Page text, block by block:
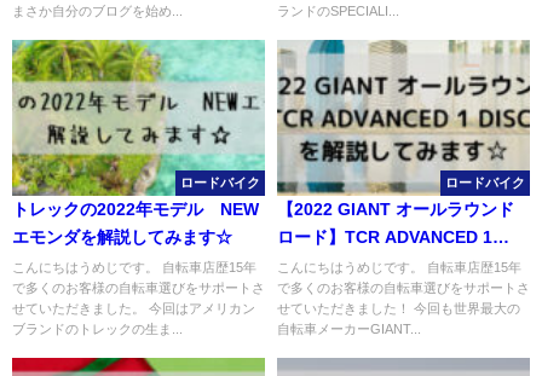
まさか自分のブログを始め...
ランドのSPECIALI...
ロードバイク
トレックの2022年モデル NEW
エモンダを解説してみます☆
こんにちはうめじです。 自転車店歴15年
で多くのお客様の自転車選びをサポートさ
せていただきました。 今回はアメリカン
ブランドのトレックの生ま...
ロードバイク
【2022 GIANT オールラウンド
ロード】TCR ADVANCED 1
DISC を解説してみます☆
こんにちはうめじです。 自転車店歴15年
で多くのお客様の自転車選びをサポートさ
せていただきました！ 今回も世界最大の
自転車メーカーGIANT...